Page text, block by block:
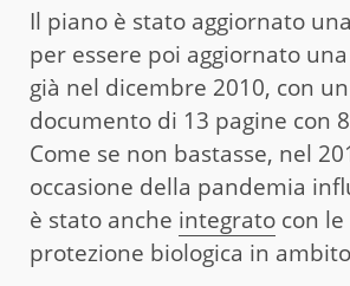
Il piano è stato aggiornato una
per essere poi aggiornato una
già nel dicembre 2010, con
documento di 13 pagine con
Come se non bastasse, nel
occasione della pandemia
è stato anche integrato con
protezione biologica in